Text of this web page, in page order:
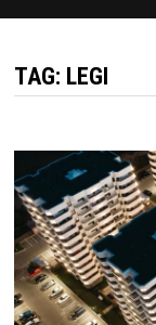
TAG: LEGI